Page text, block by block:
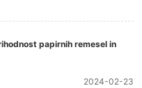
papirnih remesel in
2024-02-23